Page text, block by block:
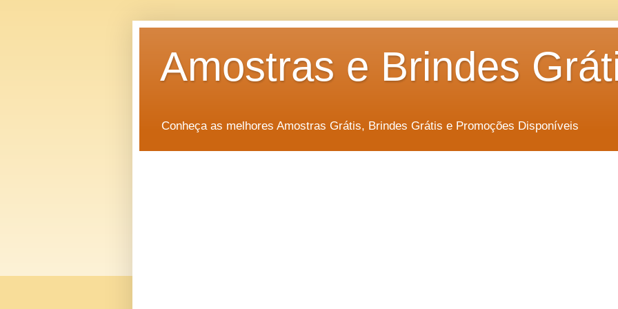
Amostras e Brindes
Conheça as melhores Amostras Grátis, Brindes Grátis e Promoções Disponíveis